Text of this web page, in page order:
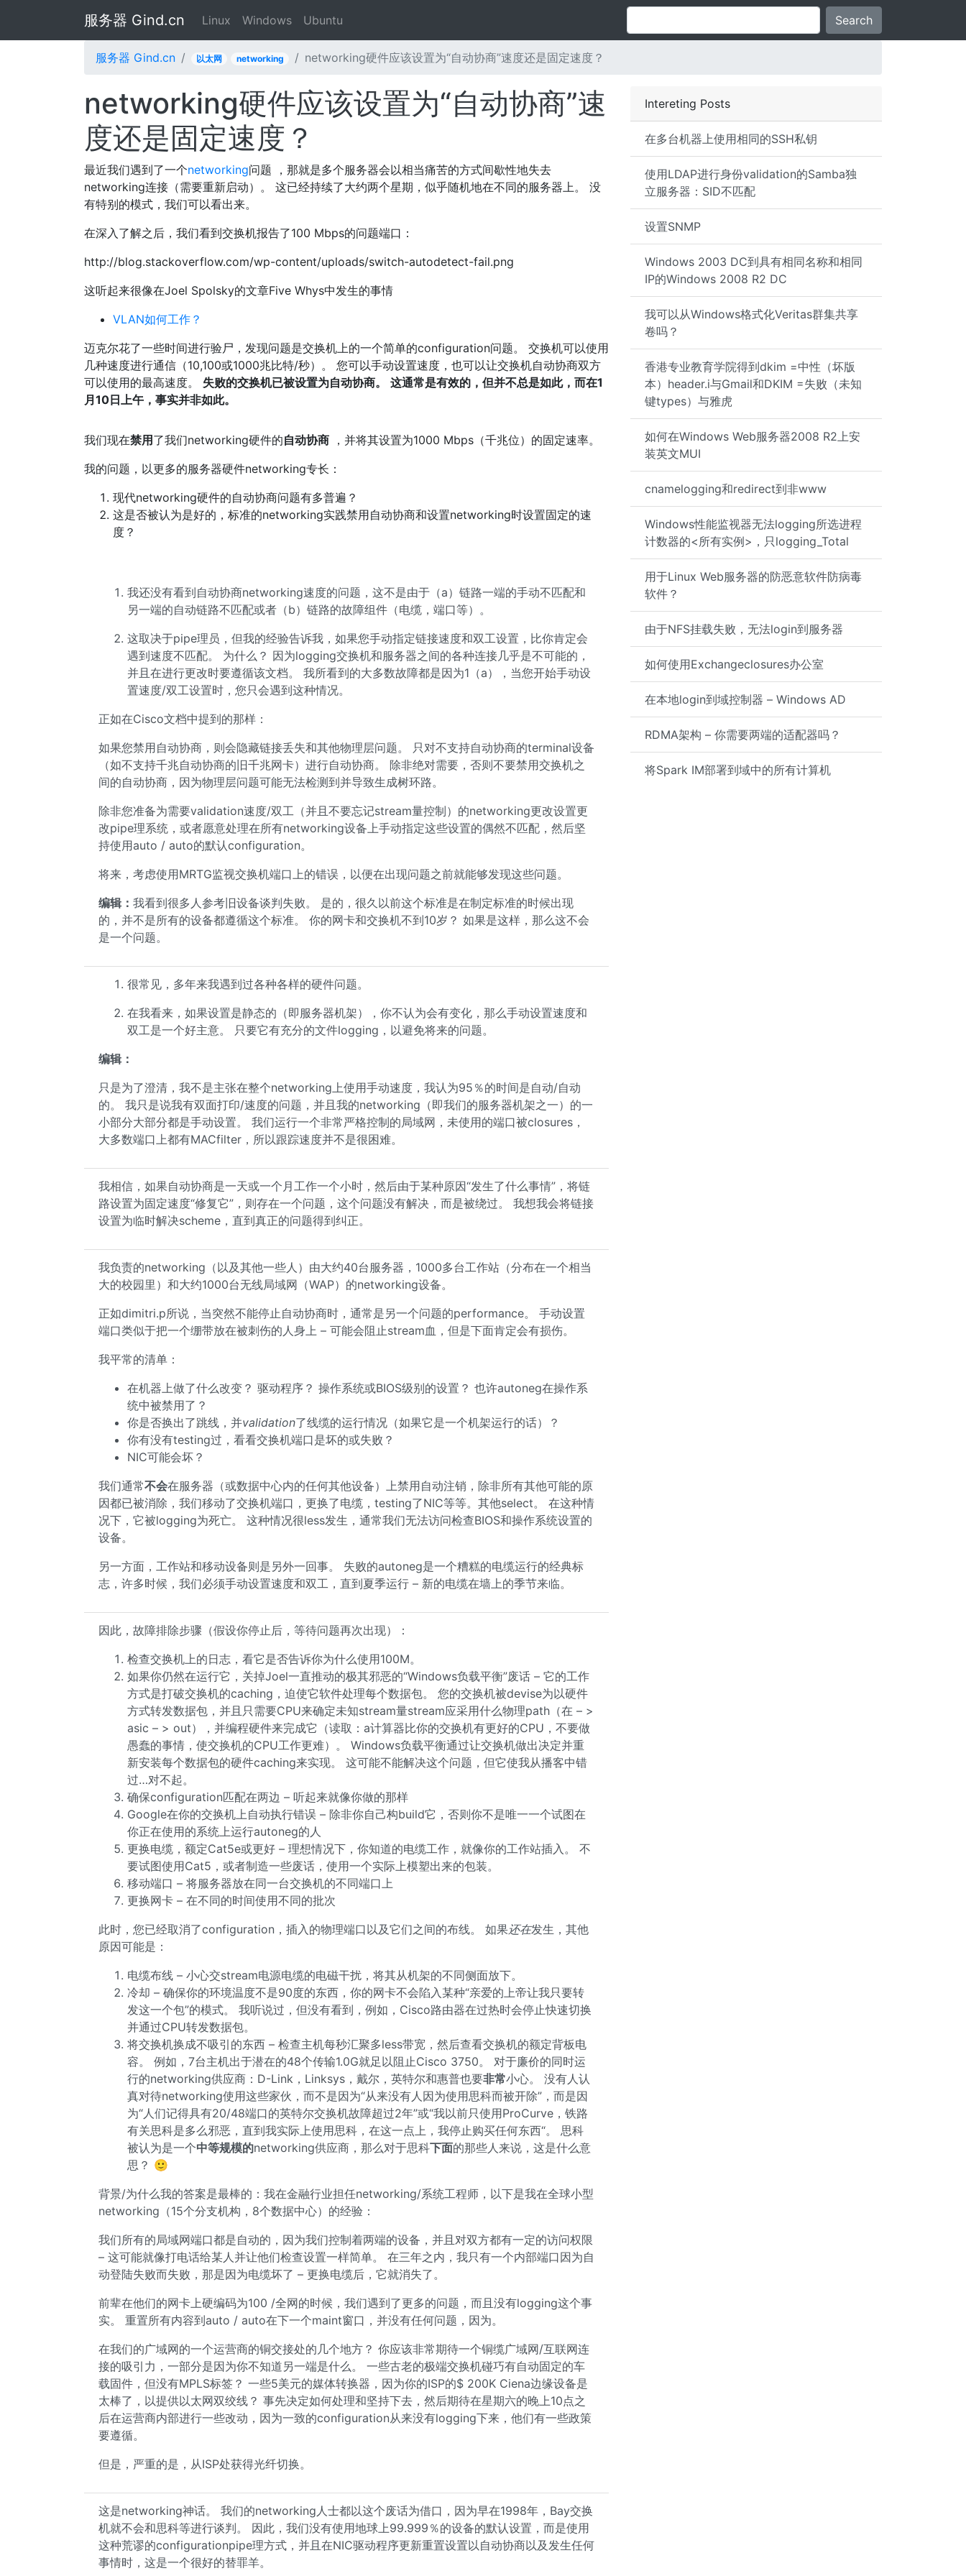
服务器 Gind.cn Linux Windows Ubuntu Search
服务器 Gind.cn 以太网 networking networking硬件应该设置为“自动协商”速度还是固定速度？
Intereting Posts
在多台机器上使用相同的SSH私钥
使用LDAP进行身份validation的Samba独
立服务器：SID不匹配
设置SNMP
Windows 2003 DC到具有相同名称和相同
IP的Windows 2008 R2 DC
我可以从Windows格式化Veritas群集共享
卷吗？
香港专业教育学院得到dkim =中性（坏版
本）header.i与Gmail和DKIM =失败（未知
键types）与雅虎
如何在Windows Web服务器2008 R2上安
装英文MUI
cnamelogging和redirect到非www
Windows性能监视器无法logging所选进程
计数器的<所有实例>，只logging_Total
用于Linux Web服务器的防恶意软件防病毒
软件？
由于NFS挂载失败，无法login到服务器
如何使用Exchangeclosures办公室
在本地login到域控制器 – Windows AD
RDMA架构 – 你需要两端的适配器吗？
将Spark IM部署到域中的所有计算机
networking硬件应该设置为“自动协商”速
度还是固定速度？
最近我们遇到了一个networking问题 ，那就是多个服务器会以相当痛苦的方式间歇性地失去
networking连接（需要重新启动）。 这已经持续了大约两个星期，似乎随机地在不同的服务器上。 没
有特别的模式，我们可以看出来。
在深入了解之后，我们看到交换机报告了100 Mbps的问题端口：
http://blog.stackoverflow.com/wp-content/uploads/switch-autodetect-fail.png
这听起来很像在Joel Spolsky的文章Five Whys中发生的事情
VLAN如何工作？
迈克尔花了一些时间进行验尸，发现问题是交换机上的一个简单的configuration问题。 交换机可以使用
几种速度进行通信（10,100或1000兆比特/秒）。 您可以手动设置速度，也可以让交换机自动协商双方
可以使用的最高速度。 失败的交换机已被设置为自动协商。
这通常是有效的，但并不总是如此，而在1
月10日上午，事实并非如此。
我们现在禁用 了我们networking硬件的自动协商 ，并将其设置为1000 Mbps（千兆位）的固定速率。
我的问题，以更多的服务器硬件networking专长：
现代networking硬件的自动协商问题有多普遍？
这是否被认为是好的，标准的networking实践禁用自动协商和设置networking时设置固定的速
度？
我还没有看到自动协商networking速度的问题，这不是由于（a）链路一端的手动不匹配和
另一端的自动链路不匹配或者（b）链路的故障组件（电缆，端口等）。
这取决于pipe理员，但我的经验告诉我，如果您手动指定链接速度和双工设置，比你肯定会
遇到速度不匹配。 为什么？ 因为logging交换机和服务器之间的各种连接几乎是不可能的，
并且在进行更改时要遵循该文档。 我所看到的大多数故障都是因为1（a），当您开始手动设
置速度/双工设置时，您只会遇到这种情况。
正如在Cisco文档中提到的那样：
如果您禁用自动协商，则会隐藏链接丢失和其他物理层问题。 只对不支持自动协商的terminal设备
（如不支持千兆自动协商的旧千兆网卡）进行自动协商。 除非绝对需要，否则不要禁用交换机之
间的自动协商，因为物理层问题可能无法检测到并导致生成树环路。
除非您准备为需要validation速度/双工（并且不要忘记stream量控制）的networking更改设置更
改pipe理系统，或者愿意处理在所有networking设备上手动指定这些设置的偶然不匹配，然后坚
持使用auto / auto的默认configuration。
将来，考虑使用MRTG监视交换机端口上的错误，以便在出现问题之前就能够发现这些问题。
编辑： 我看到很多人参考旧设备谈判失败。 是的，很久以前这个标准是在制定标准的时候出现
的，并不是所有的设备都遵循这个标准。 你的网卡和交换机不到10岁？ 如果是这样，那么这不会
是一个问题。
很常见，多年来我遇到过各种各样的硬件问题。
在我看来，如果设置是静态的（即服务器机架），你不认为会有变化，那么手动设置速度和
双工是一个好主意。 只要它有充分的文件logging，以避免将来的问题。
编辑：
只是为了澄清，我不是主张在整个networking上使用手动速度，我认为95％的时间是自动/自动
的。 我只是说我有双面打印/速度的问题，并且我的networking（即我们的服务器机架之一）的一
小部分大部分都是手动设置。 我们运行一个非常严格控制的局域网，未使用的端口被closures，
大多数端口上都有MACfilter，所以跟踪速度并不是很困难。
我相信，如果自动协商是一天或一个月工作一个小时，然后由于某种原因“发生了什么事情”，将链
路设置为固定速度“修复它”，则存在一个问题，这个问题没有解决，而是被绕过。 我想我会将链接
设置为临时解决scheme，直到真正的问题得到纠正。
我负责的networking（以及其他一些人）由大约40台服务器，1000多台工作站（分布在一个相当
大的校园里）和大约1000台无线局域网（WAP）的networking设备。
正如dimitri.p所说，当突然不能停止自动协商时，通常是另一个问题的performance。 手动设置
端口类似于把一个绷带放在被刺伤的人身上 – 可能会阻止stream血，但是下面肯定会有损伤。
我平常的清单：
在机器上做了什么改变？ 驱动程序？ 操作系统或BIOS级别的设置？ 也许autoneg在操作系
统中被禁用了？
你是否换出了跳线，并validation了线缆的运行情况（如果它是一个机架运行的话）？
你有没有testing过，看看交换机端口是坏的或失败？
NIC可能会坏？
我们通常不会在服务器（或数据中心内的任何其他设备）上禁用自动注销，除非所有其他可能的原
因都已被消除，我们移动了交换机端口，更换了电缆，testing了NIC等等。其他select。 在这种情
况下，它被logging为死亡。 这种情况很less发生，通常我们无法访问检查BIOS和操作系统设置的
设备。
另一方面，工作站和移动设备则是另外一回事。 失败的autoneg是一个糟糕的电缆运行的经典标
志，许多时候，我们必须手动设置速度和双工，直到夏季运行 – 新的电缆在墙上的季节来临。
因此，故障排除步骤（假设你停止后，等待问题再次出现）：
检查交换机上的日志，看它是否告诉你为什么使用100M。
如果你仍然在运行它，关掉Joel一直推动的极其邪恶的“Windows负载平衡”废话 – 它的工作
方式是打破交换机的caching，迫使它软件处理每个数据包。 您的交换机被devise为以硬件
方式转发数据包，并且只需要CPU来确定未知stream量stream应采用什么物理path（在 – >
asic – > out），并编程硬件来完成它（读取：a计算器比你的交换机有更好的CPU，不要做
愚蠢的事情，使交换机的CPU工作更难）。 Windows负载平衡通过让交换机做出决定并重
新安装每个数据包的硬件caching来实现。 这可能不能解决这个问题，但它使我从播客中错
过…对不起。
确保configuration匹配在两边 – 听起来就像你做的那样
Google在你的交换机上自动执行错误 – 除非你自己构build它，否则你不是唯一一个试图在
你正在使用的系统上运行autoneg的人
更换电缆，额定Cat5e或更好 – 理想情况下，你知道的电缆工作，就像你的工作站插入。 不
要试图使用Cat5，或者制造一些废话，使用一个实际上模塑出来的包装。
移动端口 – 将服务器放在同一台交换机的不同端口上
更换网卡 – 在不同的时间使用不同的批次
此时，您已经取消了configuration，插入的物理端口以及它们之间的布线。 如果还在发生，其他
原因可能是：
电缆布线 – 小心交stream电源电缆的电磁干扰，将其从机架的不同侧面放下。
冷却 – 确保你的环境温度不是90度的东西，你的网卡不会陷入某种“亲爱的上帝让我只要转
发这一个包”的模式。 我听说过，但没有看到，例如，Cisco路由器在过热时会停止快速切换
并通过CPU转发数据包。
将交换机换成不吸引的东西 – 检查主机每秒汇聚多less带宽，然后查看交换机的额定背板电
容。 例如，7台主机出于潜在的48个传输1.0G就足以阻止Cisco 3750。 对于廉价的同时运
行的networking供应商：D-Link，Linksys，戴尔，英特尔和惠普也要非常小心。 没有人认
真对待networking使用这些家伙，而不是因为“从来没有人因为使用思科而被开除”，而是因
为“人们记得具有20/48端口的英特尔交换机故障超过2年”或“我以前只使用ProCurve，铁路
有关思科是多么邪恶，直到我实际上使用思科，在这一点上，我停止购买任何东西“。 思科
被认为是一个中等规模的networking供应商，那么对于思科下面的那些人来说，这是什么意
思？ 🙂
背景/为什么我的答案是最棒的：我在金融行业担任networking/系统工程师，以下是我在全球小型
networking（15个分支机构，8个数据中心）的经验：
我们所有的局域网端口都是自动的，因为我们控制着两端的设备，并且对双方都有一定的访问权限
– 这可能就像打电话给某人并让他们检查设置一样简单。 在三年之内，我只有一个内部端口因为自
动登陆失败而失败，那是因为电缆坏了 – 更换电缆后，它就消失了。
前辈在他们的网卡上硬编码为100 /全网的时候，我们遇到了更多的问题，而且没有logging这个事
实。 重置所有内容到auto / auto在下一个maint窗口，并没有任何问题，因为。
在我们的广域网的一个运营商的铜交接处的几个地方？ 你应该非常期待一个铜缆广域网/互联网连
接的吸引力，一部分是因为你不知道另一端是什么。 一些古老的极端交换机碰巧有自动固定的车
载固件，但没有MPLS标签？ 一些5美元的媒体转换器，因为你的ISP的$ 200K Ciena边缘设备是
太棒了，以提供以太网双绞线？ 事先决定如何处理和坚持下去，然后期待在星期六的晚上10点之
后在运营商内部进行一些改动，因为一致的configuration从来没有logging下来，他们有一些政策
要遵循。
但是，严重的是，从ISP处获得光纤切换。
这是networking神话。 我们的networking人士都以这个废话为借口，因为早在1998年，Bay交换
机就不会和思科等进行谈判。 因此，我们没有使用地球上99.999％的设备的默认设置，而是使用
这种荒谬的configurationpipe理方式，并且在NIC驱动程序更新重置设置以自动协商以及发生任何
事情时，这是一个很好的替罪羊。